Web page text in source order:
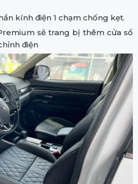
kính điện 1 chạm chống kẹt.
sẽ trang bị thêm cửa sổ
điện